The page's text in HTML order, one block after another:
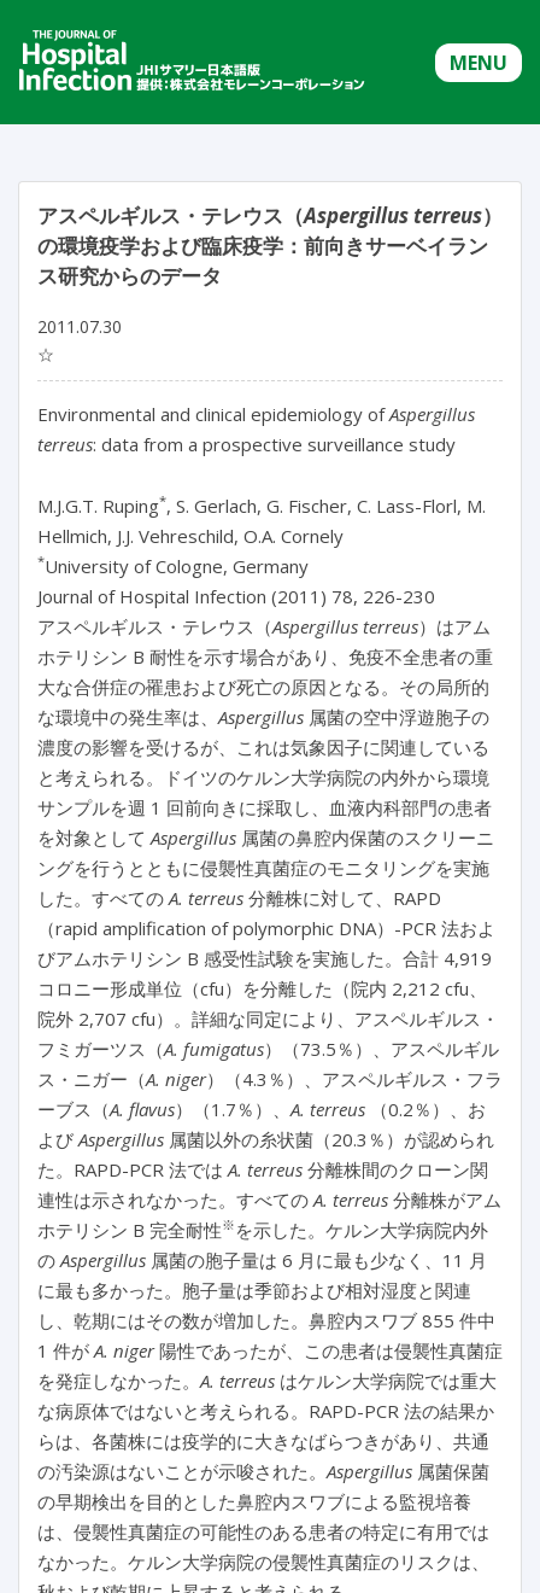
MENU
アスペルギルス・テレウス（Aspergillus terreus）
の環境疫学および臨床疫学：前向きサーベイラン
ス研究からのデータ
2011.07.30
☆
Environmental and clinical epidemiology ofAspergillus
terreus: data from a prospective surveillance study
M.J.G.T. Ruping*, S. Gerlach, G. Fischer, C. Lass-Florl, M.
Hellmich, J.J. Vehreschild, O.A. Cornely
*University of Cologne, Germany
Journal of Hospital Infection (2011) 78, 226-230
アスペルギルス・テレウス（Aspergillus terreus）はアム
ホテリシン B 耐性を示す場合があり、免疫不全患者の重
大な合併症の罹患および死亡の原因となる。その局所的
な環境中の発生率は、 Aspergillus 属菌の空中浮遊胞子の
濃度の影響を受けるが、これは気象因子に関連している
と考えられる。ドイツのケルン大学病院の内外から環境
サンプルを週 1 回前向きに採取し、血液内科部門の患者
を対象として Aspergillus 属菌の鼻腔内保菌のスクリーニ
ングを行うとともに侵襲性真菌症のモニタリングを実施
した。すべての A. terreus 分離株に対して、RAPD
（rapid amplification of polymorphic DNA）-PCR 法およ
びアムホテリシン B 感受性試験を実施した。合計 4,919
コロニー形成単位（cfu）を分離した（院内 2,212 cfu、
院外 2,707 cfu）。詳細な同定により、アスペルギルス・
フミガーツス（A. fumigatus）（73.5％）、アスペルギル
ス・ニガー（A. niger）（4.3％）、アスペルギルス・フラ
ーブス（A. flavus）（1.7％）、 A. terreus （0.2％）、お
よび Aspergillus 属菌以外の糸状菌（20.3％）が認められ
た。RAPD-PCR 法では A. terreus 分離株間のクローン関
連性は示されなかった。すべての A. terreus 分離株がアム
ホテリシン B 完全耐性※ を示した。ケルン大学病院内外
の Aspergillus 属菌の胞子量は 6 月に最も少なく、11 月
に最も多かった。胞子量は季節および相対湿度と関連
し、乾期にはその数が増加した。鼻腔内スワブ 855 件中
1 件が A. niger陽性であったが、この患者は侵襲性真菌症
を発症しなかった。 A. terreus はケルン大学病院では重大
な病原体ではないと考えられる。RAPD-PCR 法の結果か
らは、各菌株には疫学的に大きなばらつきがあり、共通
の汚染源はないことが示唆された。 Aspergillus 属菌保菌
の早期検出を目的とした鼻腔内スワブによる監視培養
は、侵襲性真菌症の可能性のある患者の特定に有用では
なかった。ケルン大学病院の侵襲性真菌症のリスクは、